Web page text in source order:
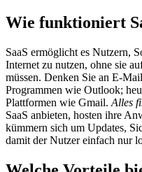
Wie funktioniert
SaaS ermöglicht es Nutzern,
Internet zu nutzen, ohne sie
müssen. Denken Sie an E-
Programmen wie Outlook;
Plattformen wie Gmail. Alles
SaaS anbieten, hosten ihre
kümmern sich um Updates,
damit der Nutzer einfach nur